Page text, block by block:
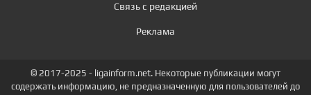
Связь с редакцией
Реклама
© 2017-2025 - ligainform.net. Некоторые публикации могут
содержать информацию, не предназначенную для пользователей до